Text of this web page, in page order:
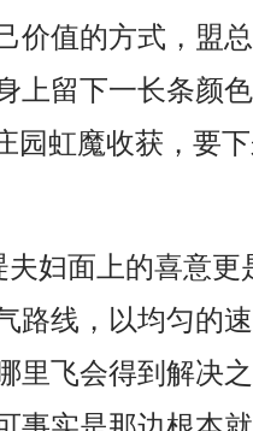
价值的方式，盟
上留下一长条颜
园虹魔收获，要
妇面上的喜意更
路线，以均匀的
里飞会得到解决